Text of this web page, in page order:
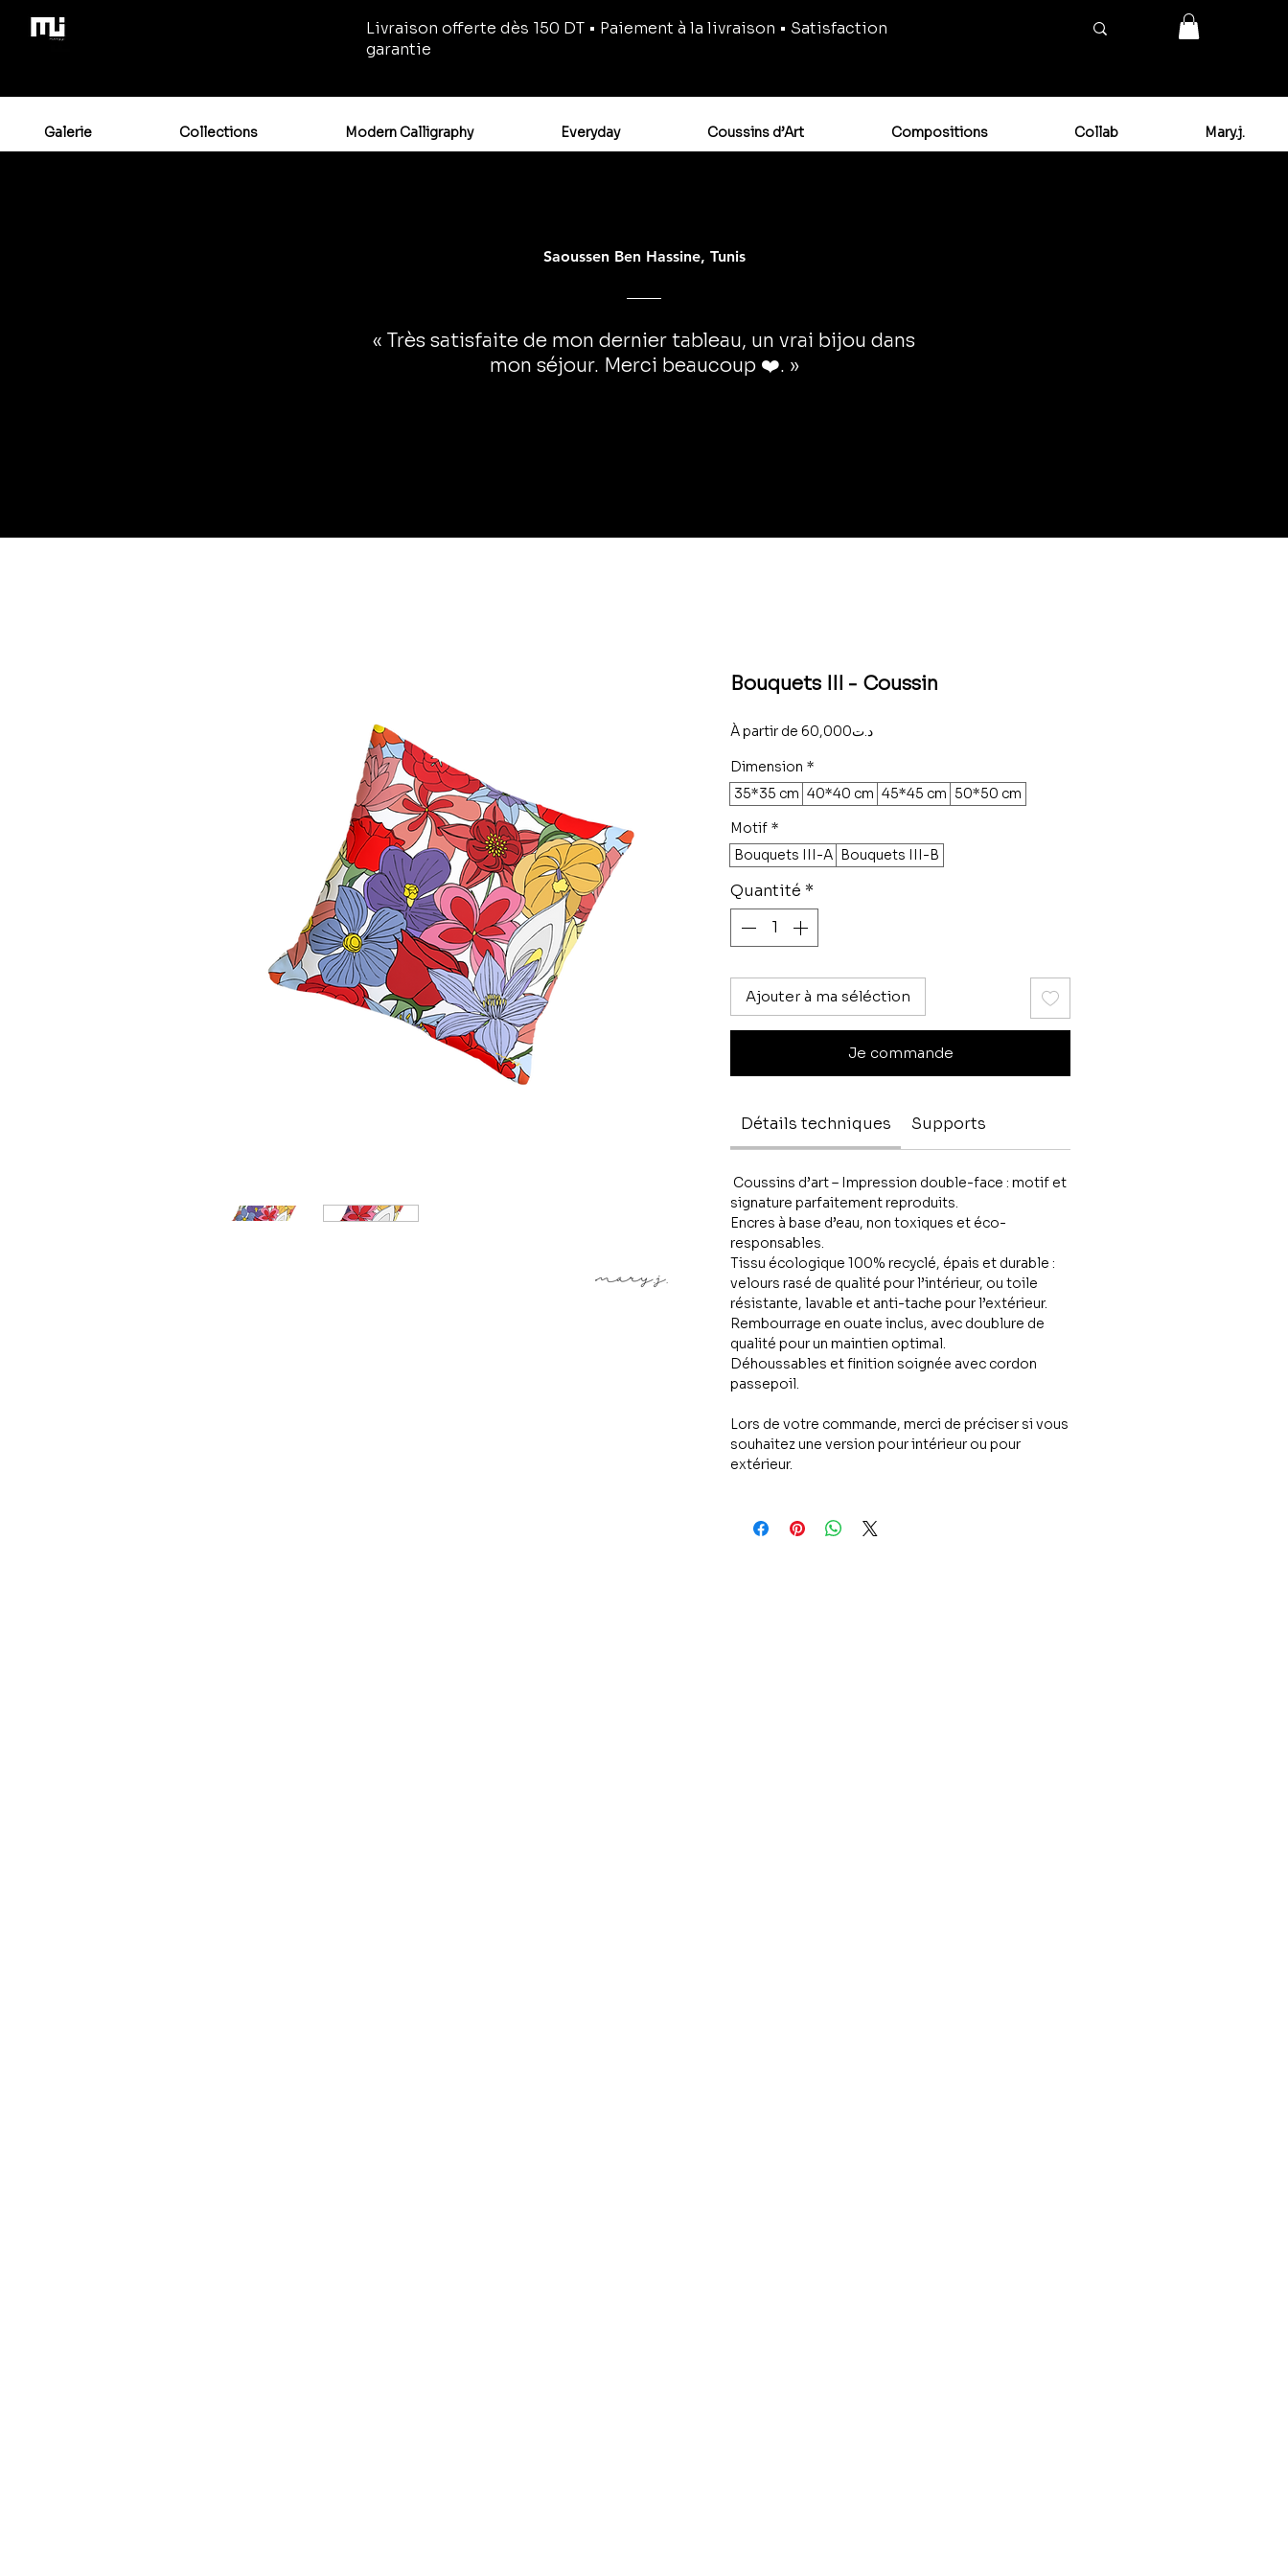
Livraison offerte dès 150 DT • Paiement à la livraison • Satisfaction
garantie
Galerie Collections Modern Calligraphy Everyday Coussins d’Art Compositions Collab Mary.j.
Saoussen Ben Hassine, Tunis
« Très satisfaite de mon dernier tableau, un vrai bijou dans
mon séjour. Merci beaucoup ❤️. »
Bouquets III - Coussin
À partir de 60,000د.تPrix
Dimension *
35*35 cm 40*40 cm 45*45 cm 50*50 cm
Motif *
Bouquets III-A Bouquets III-B
Quantité *
Ajouter à ma séléction
Je commande
Détails techniques Supports
Coussins d’art – Impression double-face : motif et
signature parfaitement reproduits.
Encres à base d’eau, non toxiques et éco-
responsables.
Tissu écologique 100% recyclé, épais et durable :
velours rasé de qualité pour l’intérieur, ou toile
résistante, lavable et anti-tache pour l’extérieur.
Rembourrage en ouate inclus, avec doublure de
qualité pour un maintien optimal.
Déhoussables et finition soignée avec cordon
passepoil.
Lors de votre commande, merci de préciser si vous
souhaitez une version pour intérieur ou pour
extérieur.